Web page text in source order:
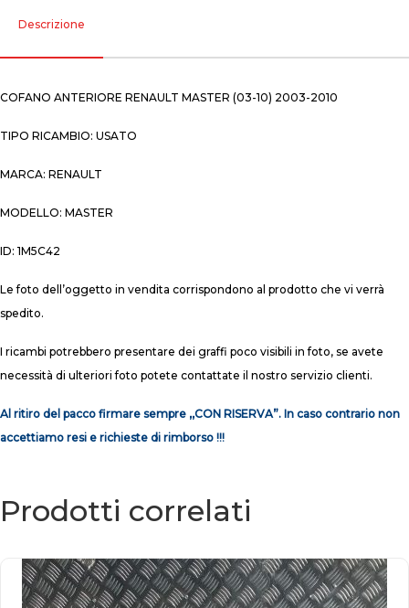
Descrizione
COFANO ANTERIORE RENAULT MASTER (03-10) 2003-2010
TIPO RICAMBIO: USATO
MARCA: RENAULT
MODELLO: MASTER
ID: 1M5C42
Le foto dell’oggetto in vendita corrispondono al prodotto che vi verrà
spedito.
I ricambi potrebbero presentare dei graffi poco visibili in foto, se avete
necessità di ulteriori foto potete contattate il nostro servizio clienti.
Al ritiro del pacco firmare sempre ,,CON RISERVA”. In caso contrario non
accettiamo resi e richieste di rimborso !!!
Prodotti correlati